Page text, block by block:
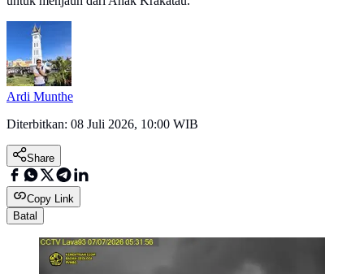
Ardi Munthe
Diterbitkan: 08 Juli 2026, 10:00 WIB
Share
Copy Link
Batal